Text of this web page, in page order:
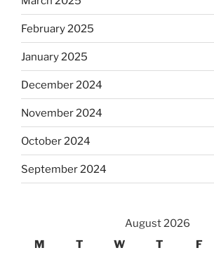
February 2025
January 2025
December 2024
November 2024
October 2024
September 2024
August 2026
M
T W T F